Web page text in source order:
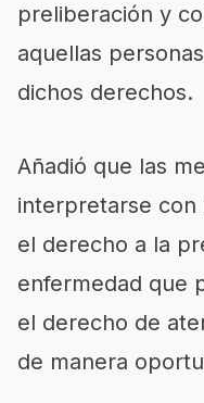
preliberación y
aquellas
dichos derechos.
Añadió que las
interpretarse con
el derecho a la
enfermedad que
el derecho de
de manera